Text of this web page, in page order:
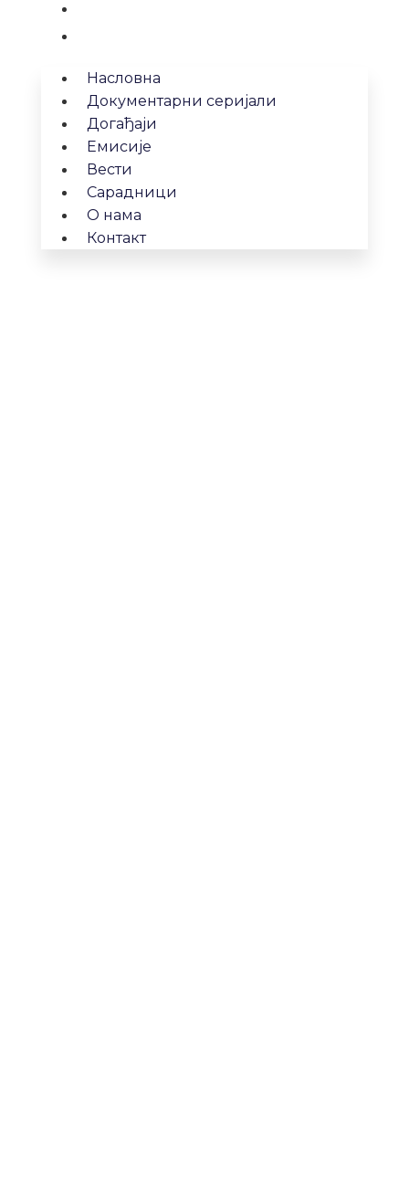
Насловна
Документарни серијали
Догађаји
Емисије
Вести
Сарадници
О нама
Контакт